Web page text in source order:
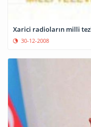
Xarici radioların milli
30-12-2008